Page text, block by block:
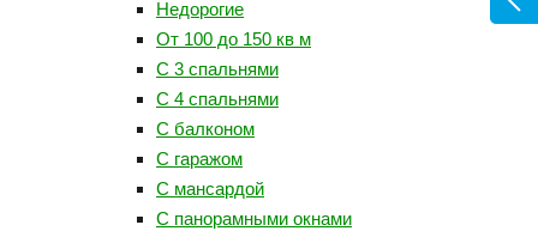
Недорогие
От 100 до 150 кв м
С 3 спальнями
С 4 спальнями
С балконом
С гаражом
С мансардой
С панорамными окнами